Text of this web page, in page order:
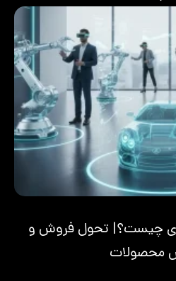
چیست؟| تحول فروش و
محصولات